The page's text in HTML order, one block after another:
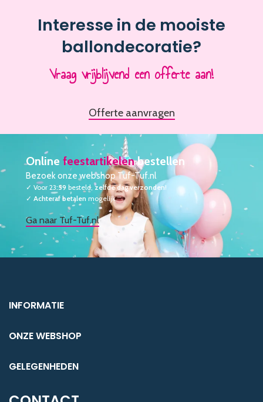
Interesse in de mooiste
ballondecoratie?
Vraag vrijblijvend een offerte aan!
Offerte aanvragen
Online feestartikelenbestellen
Bezoek onze webshop Tuf-Tuf.nl
✓ Voor 23:59 besteld,zelfde dag verzonden!
✓ Achteraf betalen mogelijk
Ga naar Tuf-Tuf.nl
INFORMATIE
ONZE WEBSHOP
GELEGENHEDEN